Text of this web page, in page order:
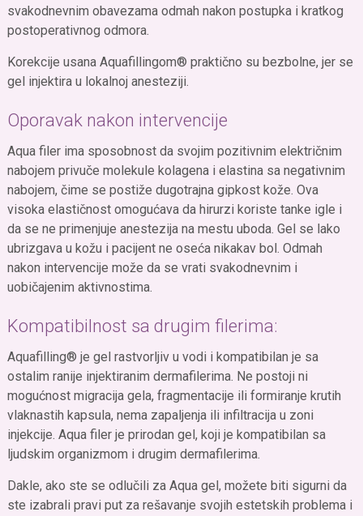
svakodnevnim obavezama odmah nakon postupka i kratkog
postoperativnog odmora.
Korekcije usana Aquafillingom® praktično su bezbolne, jer se
gel injektira u lokalnoj anesteziji.
Oporavak nakon intervencije
Aqua filer ima sposobnost da svojim pozitivnim električnim
nabojem privuče molekule kolagena i elastina sa negativnim
nabojem, čime se postiže dugotrajna gipkost kože. Ova
visoka elastičnost omogućava da hirurzi koriste tanke igle i
da se ne primenjuje anestezija na mestu uboda. Gel se lako
ubrizgava u kožu i pacijent ne oseća nikakav bol. Odmah
nakon intervencije može da se vrati svakodnevnim i
uobičajenim aktivnostima.
Kompatibilnost sa drugim filerima:
Aquafilling® je gel rastvorljiv u vodi i kompatibilan je sa
ostalim ranije injektiranim dermafilerima. Ne postoji ni
mogućnost migracija gela, fragmentacije ili formiranje krutih
vlaknastih kapsula, nema zapaljenja ili infiltracija u zoni
injekcije. Aqua filer je prirodan gel, koji je kompatibilan sa
ljudskim organizmom i drugim dermafilerima.
Dakle, ako ste se odlučili za Aqua gel, možete biti sigurni da
ste izabrali pravi put za rešavanje svojih estetskih problema i